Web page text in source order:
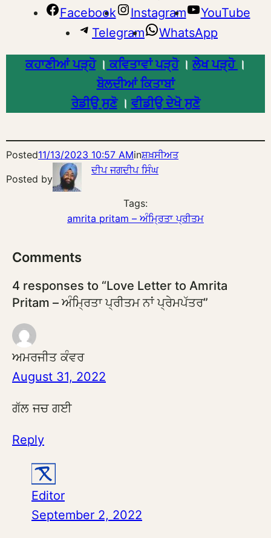
Facebook
Instagram
YouTube
Telegram
WhatsApp
ਕਹਾਣੀਆਂ ਪੜ੍ਹੋ। ਕਵਿਤਾਵਾਂ ਪੜ੍ਹੋ।ਲੇਖ ਪੜ੍ਹੋ ।
ਬੋਲਦੀਆਂ ਕਿਤਾਬਾਂ
ਰੇਡੀਉ ਸੁਣੋ। ਵੀਡੀਉ ਦੇਖੋ ਸੁਣੋ
Posted11/13/2023 10:57 AMinਸ਼ਖ਼ਸੀਅਤ
Posted by
ਦੀਪ ਜਗਦੀਪ ਸਿੰਘ
Tags:
amrita pritam – ਅੰਮ੍ਰਿਤਾ ਪ੍ਰੀਤਮ
Comments
4 responses to “Love Letter to Amrita
Pritam – ਅੰਮ੍ਰਿਤਾ ਪ੍ਰੀਤਮ ਨਾਂ ਪ੍ਰੇਮਪੱਤਰ”
ਅਮਰਜੀਤ ਕੰਵਰ
August 31, 2022
ਗੱਲ ਜਚ ਗਈ
Reply
Editor
September 2, 2022